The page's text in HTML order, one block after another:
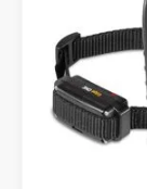
Šnúrka na
Plastový
Návod
Technické
ilustračný